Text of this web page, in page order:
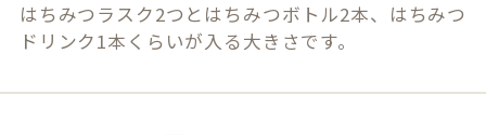
はちみつラスク2つとはちみつボトル2本、はちみつ
ドリンク1本くらいが入る大きさです。